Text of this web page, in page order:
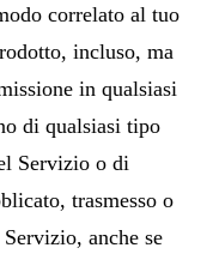
correlato al tuo
incluso, ma
in qualsiasi
di qualsiasi tipo
Servizio o di
trasmesso o
anche se